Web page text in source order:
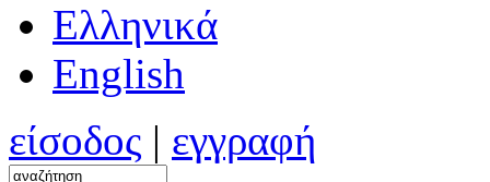
Ελληνικά
English
είσοδος | εγγραφή